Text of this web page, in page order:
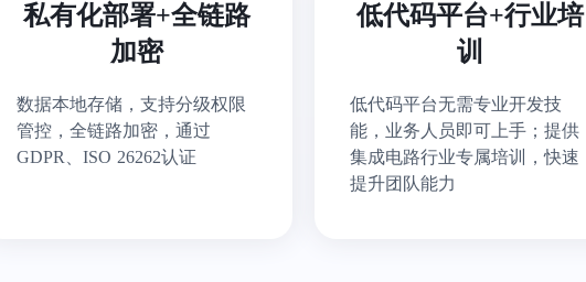
私有化部署+全链路
加密
数据本地存储，支持分级权限
管控，全链路加密，通过
GDPR、ISO 26262认证
低代码平台+行业培
训
低代码平台无需专业开发技
能，业务人员即可上手；提供
集成电路行业专属培训，快速
提升团队能力